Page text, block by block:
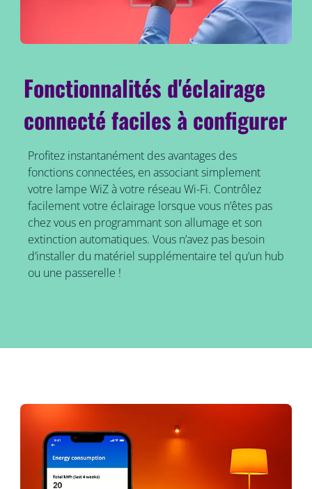
Fonctionnalités d'éclairage
connecté faciles à configurer
Profitez instantanément des avantages des
fonctions connectées, en associant simplement
votre lampe WiZ à votre réseau Wi-Fi. Contrôlez
facilement votre éclairage lorsque vous n’êtes pas
chez vous en programmant son allumage et son
extinction automatiques. Vous n’avez pas besoin
d’installer du matériel supplémentaire tel qu’un hub
ou une passerelle !